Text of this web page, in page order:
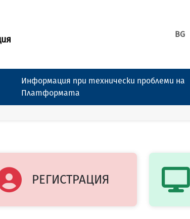
BG
Информация при технически проблеми на
Платформата
РЕГИСТРАЦИЯ